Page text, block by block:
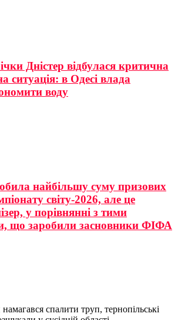
Дністер відбулася критична
ситуація: в Одесі влада
воду
найбільшу суму призових
світу-2026, але це
у порівнянні з тими
що заробили засновники ФІФА
спалити труп, тернопільські